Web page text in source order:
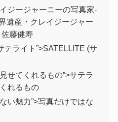
ジージャーニーの写真家-
遺産・クレイジージャー
佐藤健寿
テライト”>SATELLITE (サ
せてくれるもの”>サテラ
れるもの
い魅力”>写真だけではな